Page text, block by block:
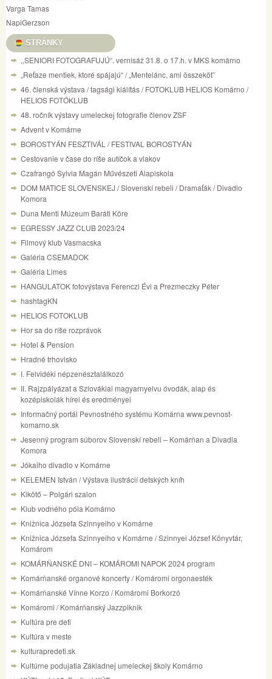
Varga Tamas
NapiGerzson
STRÁNKY
,,SENIORI FOTOGRAFUJÚ“. vernisáž 31.8. o 17.h. v MKS komárno
„Reťaze mentiek, ktoré spájajú“ / „Mentelánc, ami összeköt”
46. členská výstava / tagsági kiálítás / FOTOKLUB HELIOS Komárno /
HELIOS FOTÓKLUB
48. ročník výstavy umeleckej fotografie členov ZSF
Advent v Komárne
BOROSTYÁN FESZTIVÁL / FESTIVAL BOROSTYÁN
Cestovanie v čase do ríše autíčok a vlakov
Czafrangó Sylvia Magán Művészeti Alapiskola
DOM MATICE SLOVENSKEJ / Slovenskí rebeli / Dramaťák / Divadlo
Komora
Duna Menti Múzeum Baráti Köre
EGRESSY JAZZ CLUB 2023/24
Filmový klub Vasmacska
Galéria CSEMADOK
Galéria Limes
HANGULATOK fotovýstava Ferenczi Évi a Prezmeczky Péter
hashtagKN
HELIOS FOTOKLUB
Hor sa do ríše rozprávok
Hotel & Pension
Hradné trhovisko
I. Felvidéki népzenésztalálkozó
II. Rajzpályázat a Szlovákiai magyarnyelvu óvodák, alap és
kozépiskolák hírei és eredményei
Informačný portál Pevnostného systému Komárna www.pevnost-
komarno.sk
Jesenný program súborov Slovenskí rebeli – Komárňan a Divadla
Komora
Jókaiho divadlo v Komárne
KELEMEN István / Výstava ilustrácií detských kníh
Kikötő – Polgári szalon
Klub vodného póla Komárno
Knižnica Józsefa Szinnyeiho v Komárne
Knižnica Józsefa Szinnyeiho v Komárne / Szinnyei József Könyvtár,
Komárom
KOMÁRŇANSKÉ DNI – KOMÁROMI NAPOK 2024 program
Komárňanské organové koncerty / Komáromi orgonaesték
Komárňanské Vínne Korzo / Komáromi Borkorzó
Komáromi / Komárňanský Jazzpiknik
Kultúra pre deti
Kultúra v meste
kulturapredeti.sk
Kultúrne podujatia Základnej umeleckej školy Komárno